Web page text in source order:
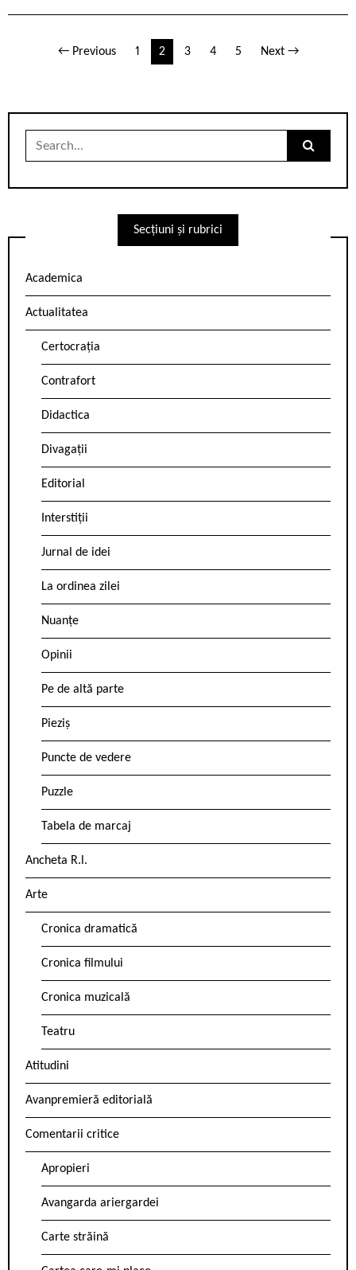
Paginație
← Previous 1 2 3 4 5 Next →
Search
Secțiuni și rubrici
Academica
Actualitatea
Certocrația
Contrafort
Didactica
Divagații
Editorial
Interstiții
Jurnal de idei
La ordinea zilei
Nuanțe
Opinii
Pe de altă parte
Pieziș
Puncte de vedere
Puzzle
Tabela de marcaj
Ancheta R.l.
Arte
Cronica dramatică
Cronica filmului
Cronica muzicală
Teatru
Atitudini
Avanpremieră editorială
Comentarii critice
Apropieri
Avangarda ariergardei
Carte străină